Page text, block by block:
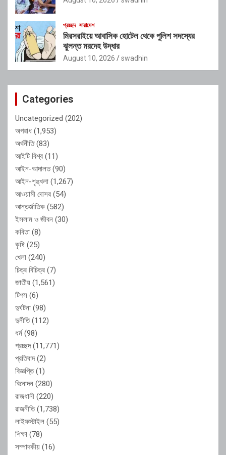
প্রচ্ছদ সারাদেশ
মিরসরাইয়ে আবাসিক হোটেল থেকে পুলিশ সদস্যের
ঝুলন্ত মরদেহ উদ্ধার
August 10, 2026 swadhin
Categories
Uncategorized (202)
অপরাধ (1,953)
অর্থনীতি(83)
আইটি বিশ্ব (11)
আইন-আদালত(90)
আইন-শৃঙ্খলা (1,267)
আওয়ামী দোসর (54)
আন্তর্জাতিক (582)
ইসলাম ও জীবন (30)
কবিতা (8)
কৃষি (25)
খেলা (240)
চিত্র বিচিত্র (7)
জাতীয় (1,561)
টিপস (6)
দুর্ঘটনা (98)
দুর্নীতি(112)
ধর্ম(98)
প্রচ্ছদ(11,771)
প্রতিবাদ(2)
বিজ্ঞপ্তি(1)
বিনোদন (280)
রাজধানী (220)
রাজনীতি(1,738)
লাইফস্টাইল (55)
শিক্ষা (78)
সম্পাদকীয় (16)